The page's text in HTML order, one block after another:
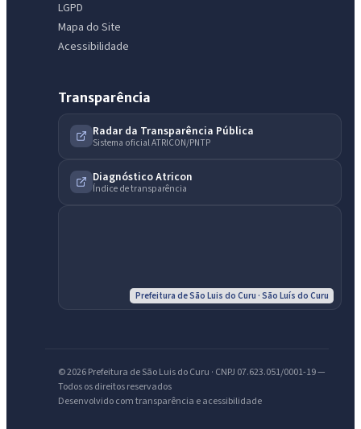
LGPD
Mapa do Site
Acessibilidade
Transparência
Radar da Transparência Pública
Sistema oficial ATRICON/PNTP
Diagnóstico Atricon
Índice de transparência
Prefeitura de São Luis do Curu · São Luís do Curu
© 2026 Prefeitura de São Luis do Curu · CNPJ 07.623.051/0001-19 —
Todos os direitos reservados
Desenvolvido com transparência e acessibilidade
IntGest AI
licitações, estrutura ou transparência do município.